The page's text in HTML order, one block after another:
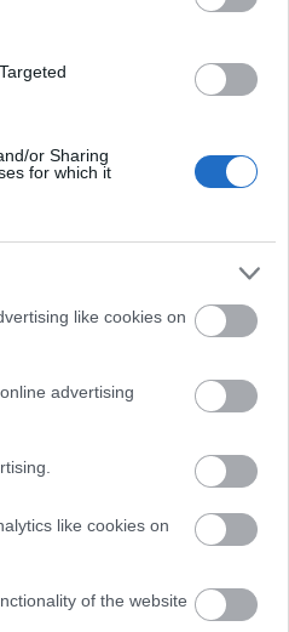
or Sharing
for which it
like cookies on
advertising
like cookies on
of the website